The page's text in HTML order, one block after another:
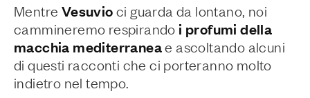
Mentre Vesuvioci guarda da lontano, noi
cammineremo respirando i profumi della
macchia mediterraneae ascoltando alcuni
di questi racconti che ci porteranno molto
indietro nel tempo.